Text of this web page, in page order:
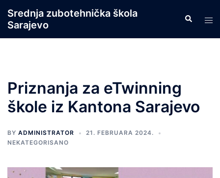
content
Srednja zubotehnička škola
Sarajevo
Search
Priznanja za eTwinning
škole iz Kantona Sarajevo
BY ADMINISTRATOR
21. FEBRUARA 2024.
NEKATEGORISANO